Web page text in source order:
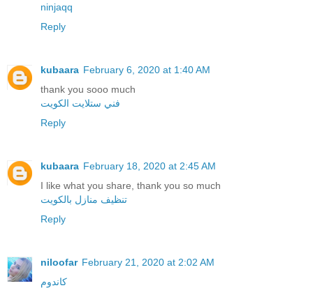
ninjaqq
Reply
kubaara February 6, 2020 at 1:40 AM
thank you sooo much
فني ستلايت الكويت
Reply
kubaara February 18, 2020 at 2:45 AM
I like what you share, thank you so much
تنظيف منازل بالكويت
Reply
niloofar February 21, 2020 at 2:02 AM
کاندوم